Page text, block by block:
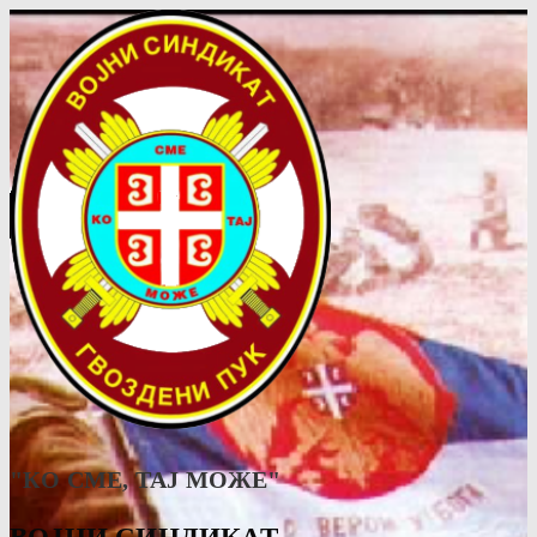
"КО СМЕ, ТАJ МОЖЕ"